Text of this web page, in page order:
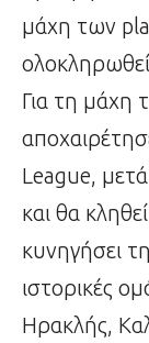
μάχη των
Για τη μάχη
League,
και θα
κυνηγήσει
ιστορικές
Ηρακλής,